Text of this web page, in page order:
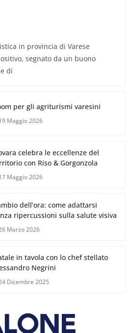
in provincia di Varese
segnato da un buono
di
per gli agriturismi varesini
Maggio 2026
celebra le eccellenze del
con Riso & Gorgonzola
Maggio 2026
dell’ora: come adattarsi
ripercussioni sulla salute visiva
Marzo 2026
in tavola con lo chef stellato
Negrini
Dicembre 2025